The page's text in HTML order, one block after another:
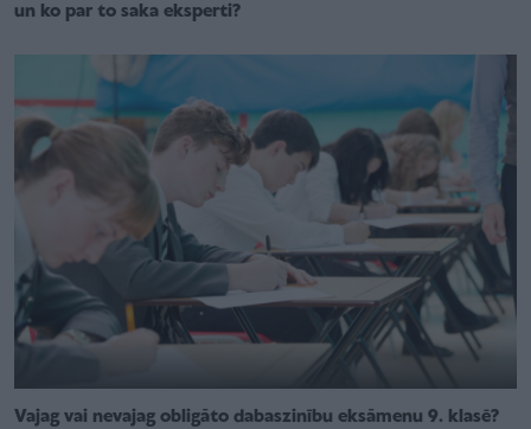
un ko par to saka eksperti?
Vajag vai nevajag obligāto dabaszinību eksāmenu 9. klasē?